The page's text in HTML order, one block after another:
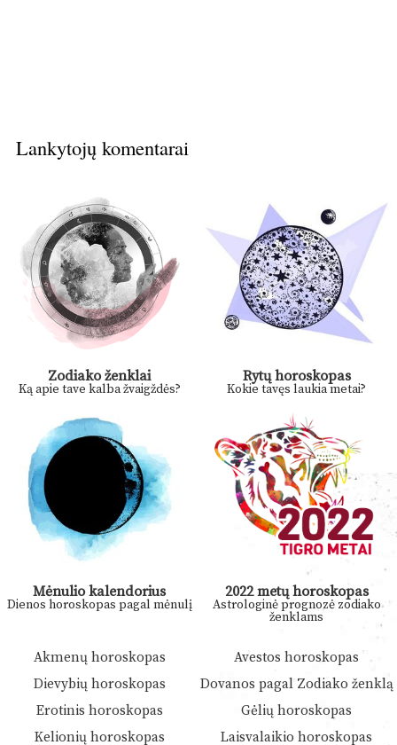
Lankytojų komentarai
Zodiako ženklai
Ką apie tave kalba žvaigždės?
Rytų horoskopas
Kokie tavęs laukia metai?
Mėnulio kalendorius
Dienos horoskopas pagal mėnulį
2022 metų horoskopas
Astrologinė prognozė zodiako
ženklams
Akmenų horoskopas
Avestos horoskopas
Dievybių horoskopas
Dovanos pagal Zodiako ženklą
Erotinis horoskopas
Gėlių horoskopas
Kelionių horoskopas
Laisvalaikio horoskopas